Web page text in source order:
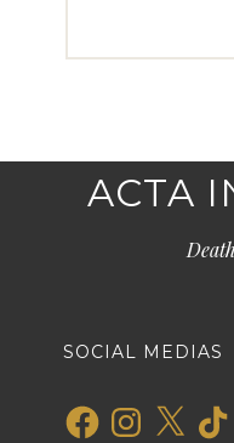
ACTA
SOCIAL MEDIAS
FacebookInstagram
X